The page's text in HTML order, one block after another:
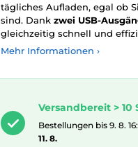
tägliches Aufladen, egal ob
sind. Dank zwei USB-
gleichzeitig schnell und
Mehr Informationen ›
Versandbereit > 10
Bestellungen bis 9. 8.
11. 8.